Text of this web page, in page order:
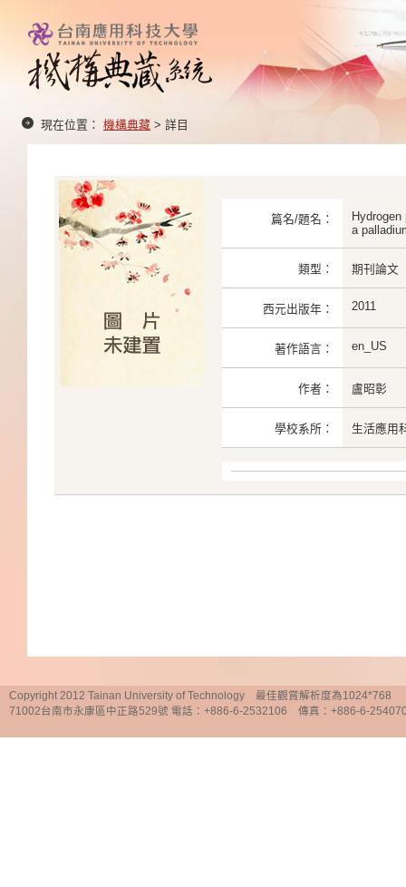
現在位置： 機構典藏 > 詳目
篇名/題名：
a
類型： 期刊論文
西元出版年： 2011
著作語言： en_US
作者： 盧昭彰
學校系所： 生活應用
Copyright 2012 Tainan University of Technology 最佳觀賞解析度為1024*768
71002台南市永康區中正路529號 電話：+886-6-2532106 傳真：+886-6-